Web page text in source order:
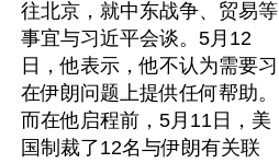
往北京，就中东战争、贸易等
事宜与习近平会谈。5月12
日，他表示，他不认为需要习
在伊朗问题上提供任何帮助。
而在他启程前，5月11日，美
国制裁了12名与伊朗有关联